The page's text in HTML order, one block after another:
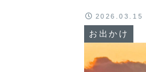
お出かけ
2026.03.15